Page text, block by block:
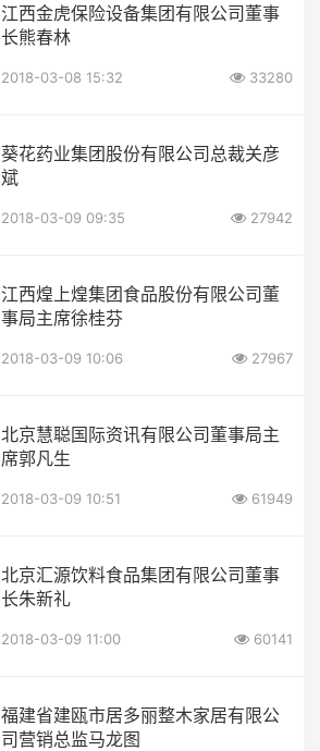
江西金虎保险设备集团有限公司董事
长熊春林
2018-03-08 15:32 33280
葵花药业集团股份有限公司总裁关彦
斌
2018-03-09 09:35 27942
江西煌上煌集团食品股份有限公司董
事局主席徐桂芬
2018-03-09 10:06 27967
北京慧聪国际资讯有限公司董事局主
席郭凡生
2018-03-09 10:51 61949
北京汇源饮料食品集团有限公司董事
长朱新礼
2018-03-09 11:00 60141
福建省建瓯市居多丽整木家居有限公
司营销总监马龙图